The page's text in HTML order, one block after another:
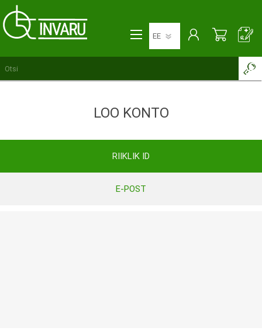
LOO KONTO
RIIKLIK ID
E-POST